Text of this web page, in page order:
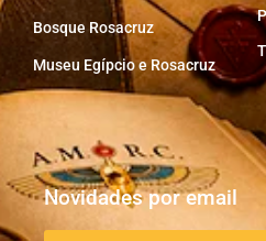
Bosque Rosacruz
Museu Egípcio e Rosacruz
Novidades por email